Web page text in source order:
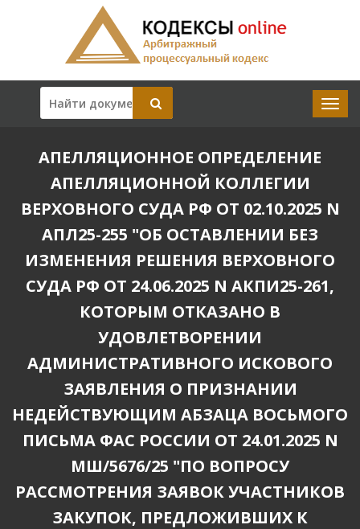
АПЕЛЛЯЦИОННОЕ ОПРЕДЕЛЕНИЕ
АПЕЛЛЯЦИОННОЙ КОЛЛЕГИИ
ВЕРХОВНОГО СУДА РФ ОТ 02.10.2025 N
АПЛ25-255 "ОБ ОСТАВЛЕНИИ БЕЗ
ИЗМЕНЕНИЯ РЕШЕНИЯ ВЕРХОВНОГО
СУДА РФ ОТ 24.06.2025 N АКПИ25-261,
КОТОРЫМ ОТКАЗАНО В
УДОВЛЕТВОРЕНИИ
АДМИНИСТРАТИВНОГО ИСКОВОГО
ЗАЯВЛЕНИЯ О ПРИЗНАНИИ
НЕДЕЙСТВУЮЩИМ АБЗАЦА ВОСЬМОГО
ПИСЬМА ФАС РОССИИ ОТ 24.01.2025 N
МШ/5676/25 "ПО ВОПРОСУ
РАССМОТРЕНИЯ ЗАЯВОК УЧАСТНИКОВ
ЗАКУПОК, ПРЕДЛОЖИВШИХ К